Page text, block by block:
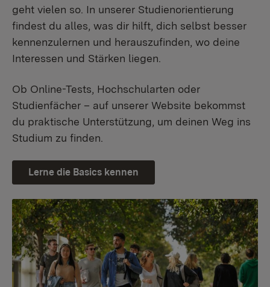
geht vielen so. In unserer Studienorientierung
findest du alles, was dir hilft, dich selbst besser
kennenzulernen und herauszufinden, wo deine
Interessen und Stärken liegen.
Ob Online-Tests, Hochschularten oder
Studienfächer – auf unserer Website bekommst
du praktische Unterstützung, um deinen Weg ins
Studium zu finden.
Lerne die Basics kennen